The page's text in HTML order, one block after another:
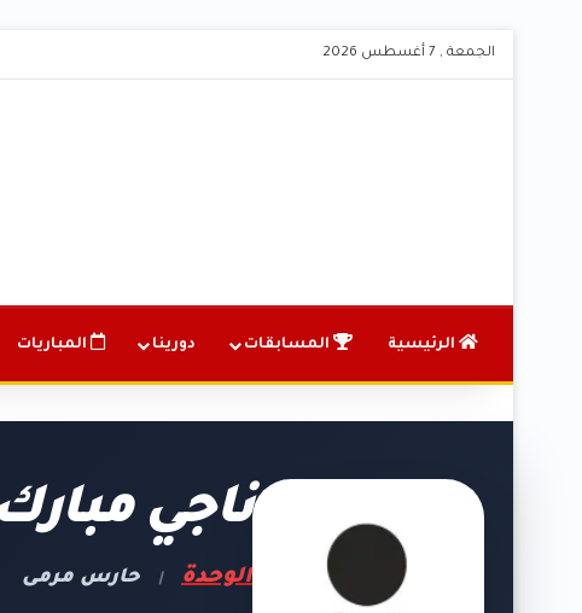
الجمعة , 7 أغسطس 2026
الرئيسية المسابقات دورينا المباريات
ناجي
الوحدة | حارس مرمى